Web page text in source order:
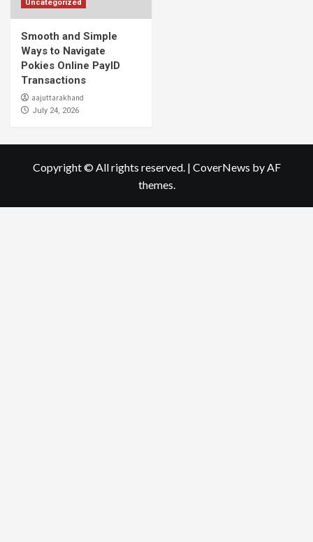
Uncategorized
Smooth and Simple
Ways to Navigate
Pokies Online PayID
Transactions
aajuttarakhand
July 24, 2026
Copyright © All rights reserved. | CoverNews by AF
themes.